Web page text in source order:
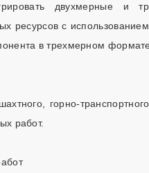
двухмерные и
ресурсов с
в трехмерном
горно-
работ.